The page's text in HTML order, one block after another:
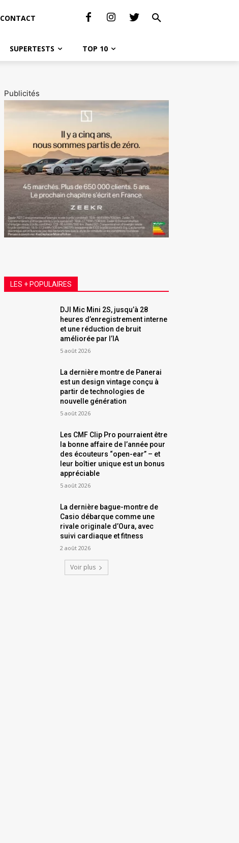
CONTACT
SUPERTESTS TOP 10
Publicités
LES + POPULAIRES
DJI Mic Mini 2S, jusqu’à 28
heures d’enregistrement interne
et une réduction de bruit
améliorée par l’IA
5 août 2026
La dernière montre de Panerai
est un design vintage conçu à
partir de technologies de
nouvelle génération
5 août 2026
Les CMF Clip Pro pourraient être
la bonne affaire de l’année pour
des écouteurs “open-ear” – et
leur boîtier unique est un bonus
appréciable
5 août 2026
La dernière bague-montre de
Casio débarque comme une
rivale originale d’Oura, avec
suivi cardiaque et fitness
2 août 2026
Voir plus